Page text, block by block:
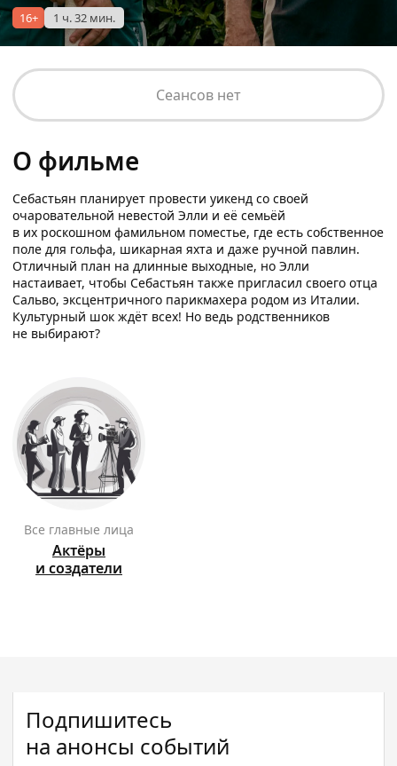
16+ 1 ч. 32 мин.
Сеансов нет
О фильме
Себастьян планирует провести уикенд со своей
очаровательной невестой Элли и её семьёй
в их роскошном фамильном поместье, где есть собственное
поле для гольфа, шикарная яхта и даже ручной павлин.
Отличный план на длинные выходные, но Элли
настаивает, чтобы Себастьян также пригласил своего отца
Сальво, эксцентричного парикмахера родом из Италии.
Культурный шок ждёт всех! Но ведь родственников
не выбирают?
Все главные лица
Актёры
и создатели
Подпишитесь
на анонсы событий